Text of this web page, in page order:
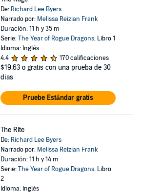
De: Richard Lee Byers
Narrado por: Melissa Reizian Frank
Duración: 11 h y 35 m
Serie:The Year of Rogue Dragons, Libro 1
Idioma: Inglés
4.4
170 calificaciones
$19.63 o gratis con una prueba de 30
días
Pruebe Estándar gratis
The Rite
De: Richard Lee Byers
Narrado por: Melissa Reizian Frank
Duración: 11 h y 14 m
Serie:The Year of Rogue Dragons, Libro
2
Idioma: Inglés